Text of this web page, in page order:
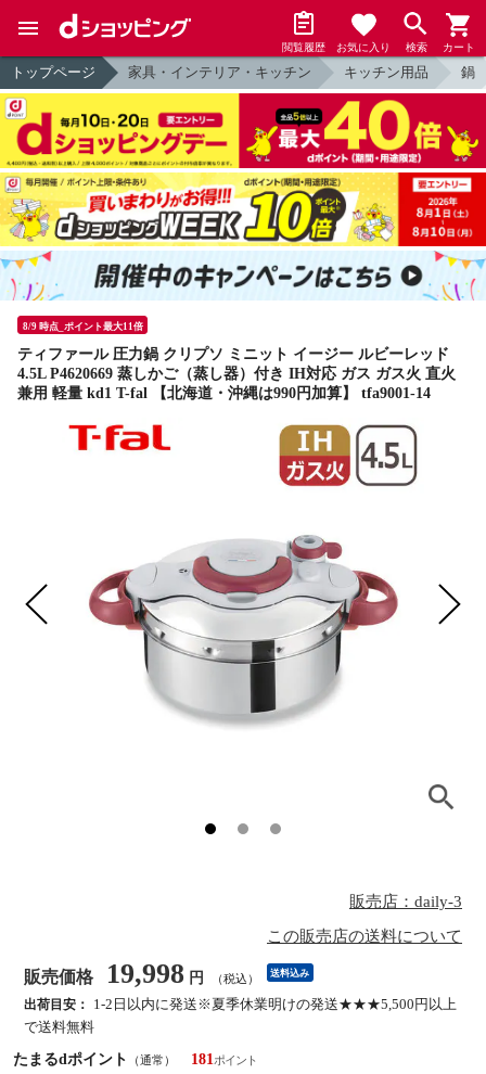
閲覧履歴 お気に入り 検索 カート
トップページ 家具・インテリア・キッチン キッチン用品 鍋
8/9 時点_ポイント最大11倍
ティファール 圧力鍋 クリプソ ミニット イージー ルビーレッド
4.5L P4620669 蒸しかご（蒸し器）付き IH対応 ガス ガス火 直火
兼用 軽量 kd1 T-fal 【北海道・沖縄は990円加算】 tfa9001-14
販売店：daily-3
この販売店の送料について
販売価格 19,998 円 （税込） 送料込み
出荷目安：
1-2日以内に発送※夏季休業明けの発送★★★5,500円以上
で送料無料
たまるdポイント
（通常）
181